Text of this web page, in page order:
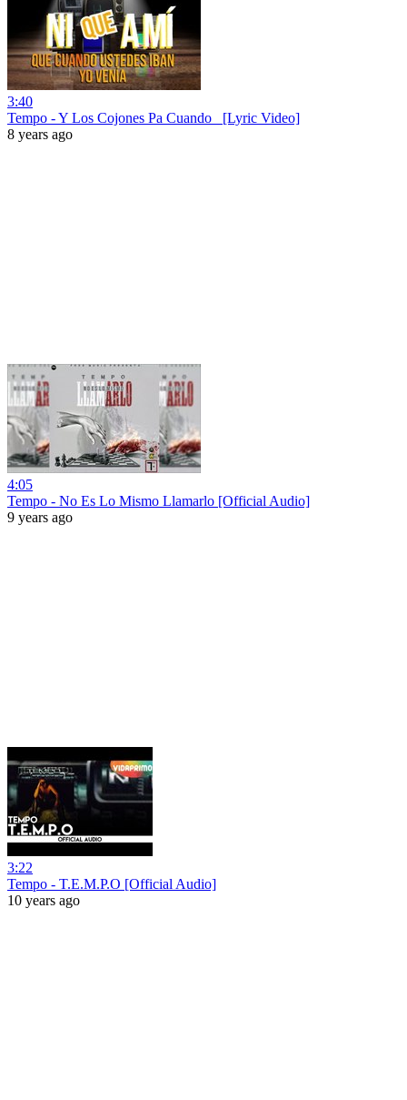
3:40
Tempo - Y Los Cojones Pa Cuando_ [Lyric Video]
8 years ago
4:05
Tempo - No Es Lo Mismo Llamarlo [Official Audio]
9 years ago
3:22
Tempo - T.E.M.P.O [Official Audio]
10 years ago